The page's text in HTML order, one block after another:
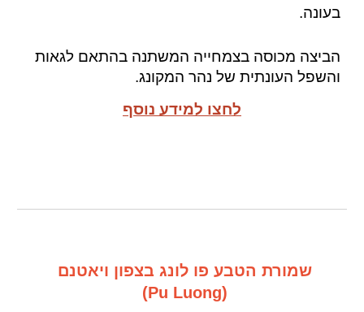
בעונה.
הביצה מכוסה בצמחייה המשתנה בהתאם לגאות
והשפל העונתית של נהר המקונג.
לחצו למידע נוסף
שמורת הטבע פו לונג בצפון ויאטנם
(Pu Luong)